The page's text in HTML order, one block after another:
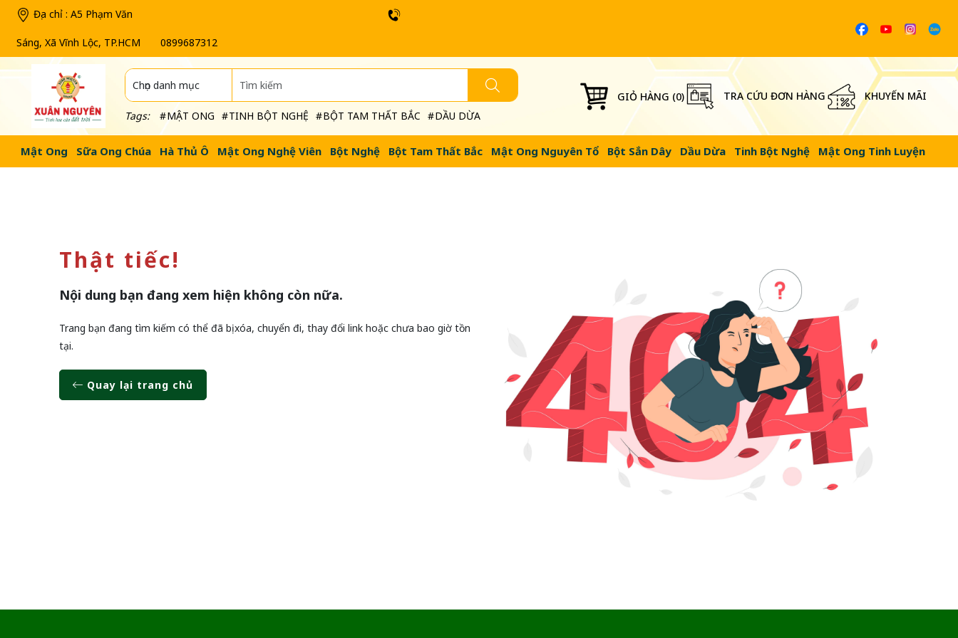
Địa chỉ : A5 Phạm Văn
Sáng, Xã Vĩnh Lộc, TP.HCM 0899687312
Tags: MẬT ONG TINH BỘT NGHỆ BỘT TAM THẤT BẮC DẦU DỪA
GIỎ HÀNG (0) TRA CỨU ĐƠN HÀNG KHUYẾN MÃI
Mật Ong Sữa Ong Chúa Hà Thủ Ô Mật Ong Nghệ Viên Bột Nghệ Bột Tam Thất Bắc Mật Ong Nguyên Tổ Bột Sắn Dây Dầu Dừa Tinh Bột Nghệ Mật Ong Tinh Luyện
Thật tiếc!
Nội dung bạn đang xem hiện không còn nữa.
Trang bạn đang tìm kiếm có thể đã bị xóa, chuyển đi, thay đổi link hoặc chưa bao giờ tồn
tại.
Quay lại trang chủ